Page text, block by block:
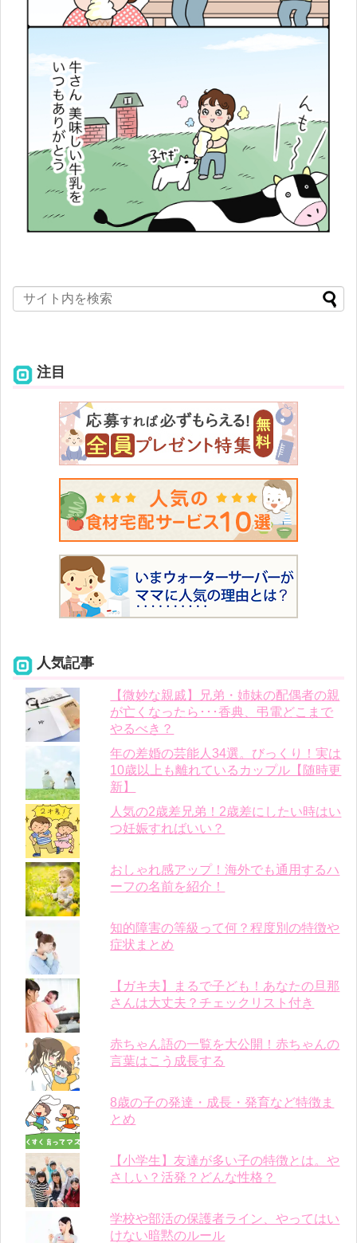
注目
人気記事
【微妙な親戚】兄弟・姉妹の配偶者の親
が亡くなったら･･･香典、弔電どこまで
やるべき？
年の差婚の芸能人34選。びっくり！実は
10歳以上も離れているカップル【随時更
新】
人気の2歳差兄弟！2歳差にしたい時はい
つ妊娠すればいい？
おしゃれ感アップ！海外でも通用するハ
ーフの名前を紹介！
知的障害の等級って何？程度別の特徴や
症状まとめ
【ガキ夫】まるで子ども！あなたの旦那
さんは大丈夫？チェックリスト付き
赤ちゃん語の一覧を大公開！赤ちゃんの
言葉はこう成長する
8歳の子の発達・成長・発育など特徴ま
とめ
【小学生】友達が多い子の特徴とは。や
さしい？活発？どんな性格？
学校や部活の保護者ライン、やってはい
けない暗黙のルール